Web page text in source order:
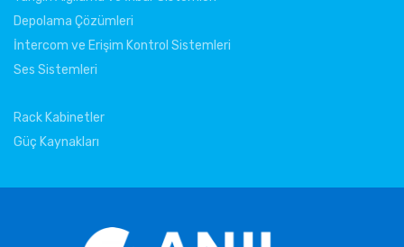
Depolama Çözümleri
İntercom ve Erişim Kontrol Sistemleri
Ses Sistemleri
Rack Kabinetler
Güç Kaynakları